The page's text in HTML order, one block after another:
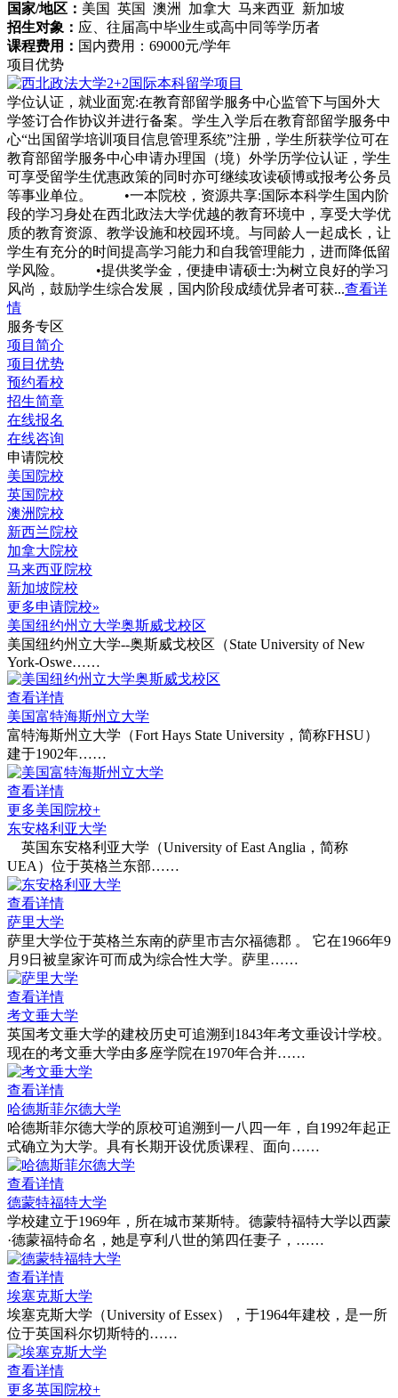
国家/地区： 美国 英国 澳洲 加拿大 马来西亚 新加坡
招生对象： 应、往届高中毕业生或高中同等学历者
课程费用： 国内费用：69000元/学年
项目优势
学位认证，就业面宽:在教育部留学服务中心监管下与国外大
学签订合作协议并进行备案。学生入学后在教育部留学服务中
心“出国留学培训项目信息管理系统”注册，学生所获学位可在
教育部留学服务中心申请办理国（境）外学历学位认证，学生
可享受留学生优惠政策的同时亦可继续攻读硕博或报考公务员
等事业单位。 •一本院校，资源共享:国际本科学生国内阶
段的学习身处在西北政法大学优越的教育环境中，享受大学优
质的教育资源、教学设施和校园环境。与同龄人一起成长，让
学生有充分的时间提高学习能力和自我管理能力，进而降低留
学风险。 •提供奖学金，便捷申请硕士:为树立良好的学习
风尚，鼓励学生综合发展，国内阶段成绩优异者可获...查看详
情
服务专区
项目简介
项目优势
预约看校
招生简章
在线报名
在线咨询
申请院校
美国院校
英国院校
澳洲院校
新西兰院校
加拿大院校
马来西亚院校
新加坡院校
更多申请院校»
美国纽约州立大学奥斯威戈校区
美国纽约州立大学--奥斯威戈校区（State University of New
York-Oswe……
查看详情
美国富特海斯州立大学
富特海斯州立大学（Fort Hays State University，简称FHSU）
建于1902年……
查看详情
更多美国院校+
东安格利亚大学
英国东安格利亚大学（University of East Anglia，简称
UEA）位于英格兰东部……
查看详情
萨里大学
萨里大学位于英格兰东南的萨里市吉尔福德郡 。 它在1966年9
月9日被皇家许可而成为综合性大学。萨里……
查看详情
考文垂大学
英国考文垂大学的建校历史可追溯到1843年考文垂设计学校。
现在的考文垂大学由多座学院在1970年合并……
查看详情
哈德斯菲尔德大学
哈德斯菲尔德大学的原校可追溯到一八四一年，自1992年起正
式确立为大学。具有长期开设优质课程、面向……
查看详情
德蒙特福特大学
学校建立于1969年，所在城市莱斯特。德蒙特福特大学以西蒙
·德蒙福特命名，她是亨利八世的第四任妻子，……
查看详情
埃塞克斯大学
埃塞克斯大学（University of Essex），于1964年建校，是一所
位于英国科尔切斯特的……
查看详情
更多英国院校+